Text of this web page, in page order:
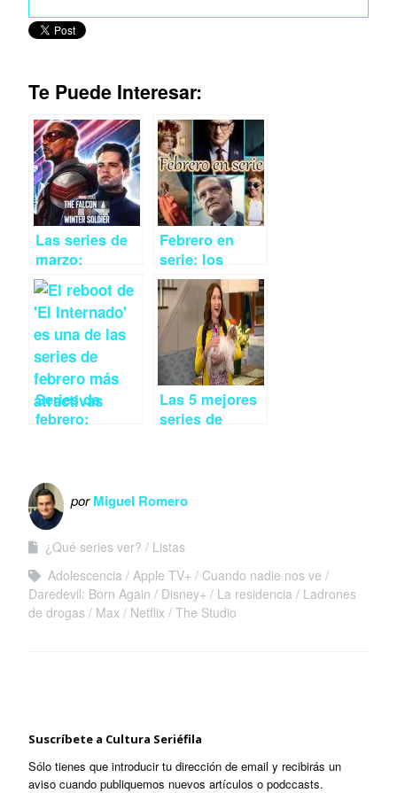
Te Puede Interesar:
Las series de
marzo:
estrenos y
regresos más
destacados
Febrero en
serie: los
estrenos que
tienes que ver
Series de
febrero:
Las 5 mejores
series de
porMiguel Romero
¿Qué series ver?
Listas
Adolescencia
Apple TV+
Cuando nadie nos ve
Daredevil: Born Again
Disney+ La residencia
Ladrones
de drogas
Max Netflix The Studio
Suscríbete a Cultura Seriéfila
Sólo tienes que introducir tu dirección de email y recibirás un
aviso cuando publiquemos nuevos artículos o podccasts.